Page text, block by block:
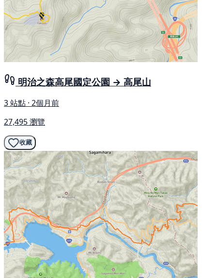
明治之森高尾國定公園 → 高尾山
3 站點 · 2個月前
27,495 瀏覽
收藏